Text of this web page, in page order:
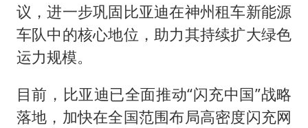
议，进一步巩固比亚迪在神州租车新能源
车队中的核心地位，助力其持续扩大绿色
运力规模。
目前，比亚迪已全面推动“闪充中国”战略
落地，加快在全国范围布局高密度闪充网